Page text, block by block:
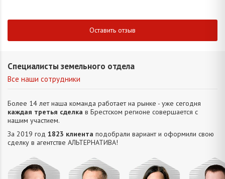
Оставить отзыв
Специалисты земельного отдела
Все наши сотрудники
Более 14 лет наша команда работает на рынке - уже сегодня
каждая третья сделка в Брестском регионе совершается с
нашим участием.
За 2019 год 1823 клиента подобрали вариант и оформили свою
сделку в агентстве АЛЬТЕРНАТИВA!